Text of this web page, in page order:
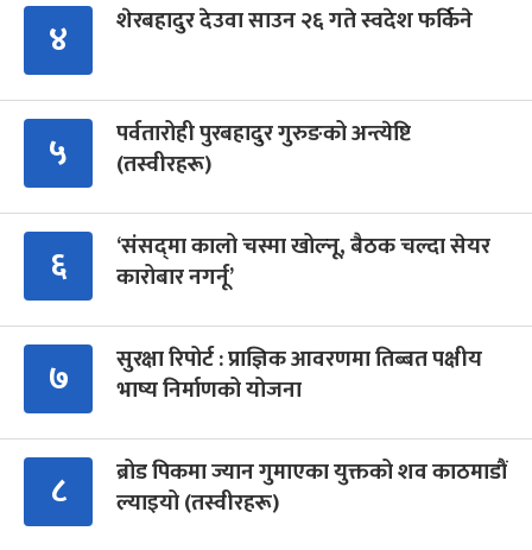
४ शेरबहादुर देउवा साउन २६ गते स्वदेश फर्किने
५
पर्वतारोही पुरबहादुर गुरुङको अन्त्येष्टि
(तस्वीरहरू)
६
‘संसद्‍मा कालो चस्मा खोल्नू, बैठक चल्दा सेयर
कारोबार नगर्नू’
७
सुरक्षा रिपोर्ट : प्राज्ञिक आवरणमा तिब्बत पक्षीय
भाष्य निर्माणको योजना
८
ब्रोड पिकमा ज्यान गुमाएका युक्तको शव काठमाडौं
ल्याइयो (तस्वीरहरू)